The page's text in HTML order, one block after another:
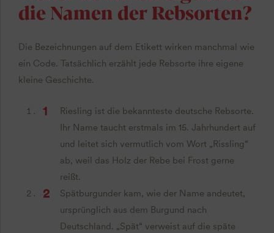
die Namen der Rebsorten?
Die Bezeichnungen auf dem Etikett wirken manchmal wie
ein Code. Tatsächlich erzählt jede Rebsorte ihre eigene
kleine Geschichte.
Riesling ist die bekannteste deutsche Rebsorte.
Ihr Name taucht erstmals im 15. Jahrhundert auf
und leitet sich vermutlich vom Wort „Rissling“
ab, weil das Holz der Rebe bei Frost gerne
reißt.
Spätburgunder kam, wie der Name andeutet,
ursprünglich aus dem Burgund nach
Deutschland. „Spät“ verweist auf die späte